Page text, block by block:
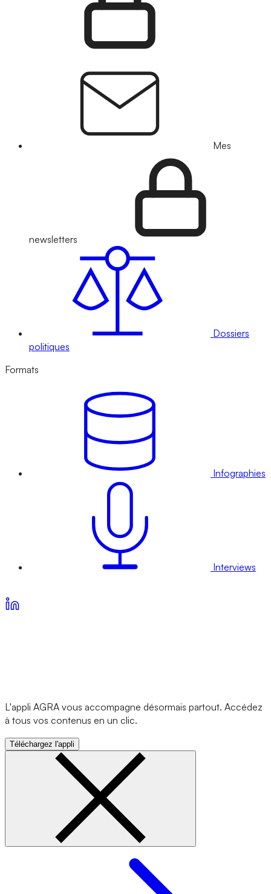
Mes
newsletters
Dossiers
politiques
Formats
Infographies
Interviews
L'appli AGRA vous accompagne désormais partout. Accédez
à tous vos contenus en un clic.
Téléchargez l'appli